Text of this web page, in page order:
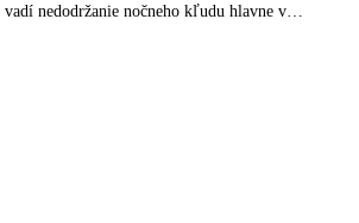
nedodržanie nočneho kľudu hlavne v…